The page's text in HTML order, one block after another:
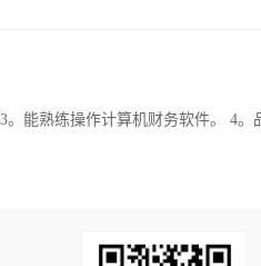
能熟练操作计算机财务软件。 4。